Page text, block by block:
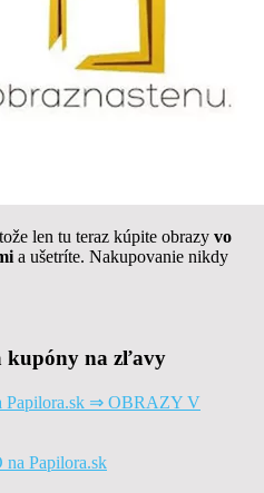
len tu teraz kúpite obrazy vo
a ušetríte. Nakupovanie nikdy
kupóny na zľavy
⇒ OBRAZY V
Papilora.sk